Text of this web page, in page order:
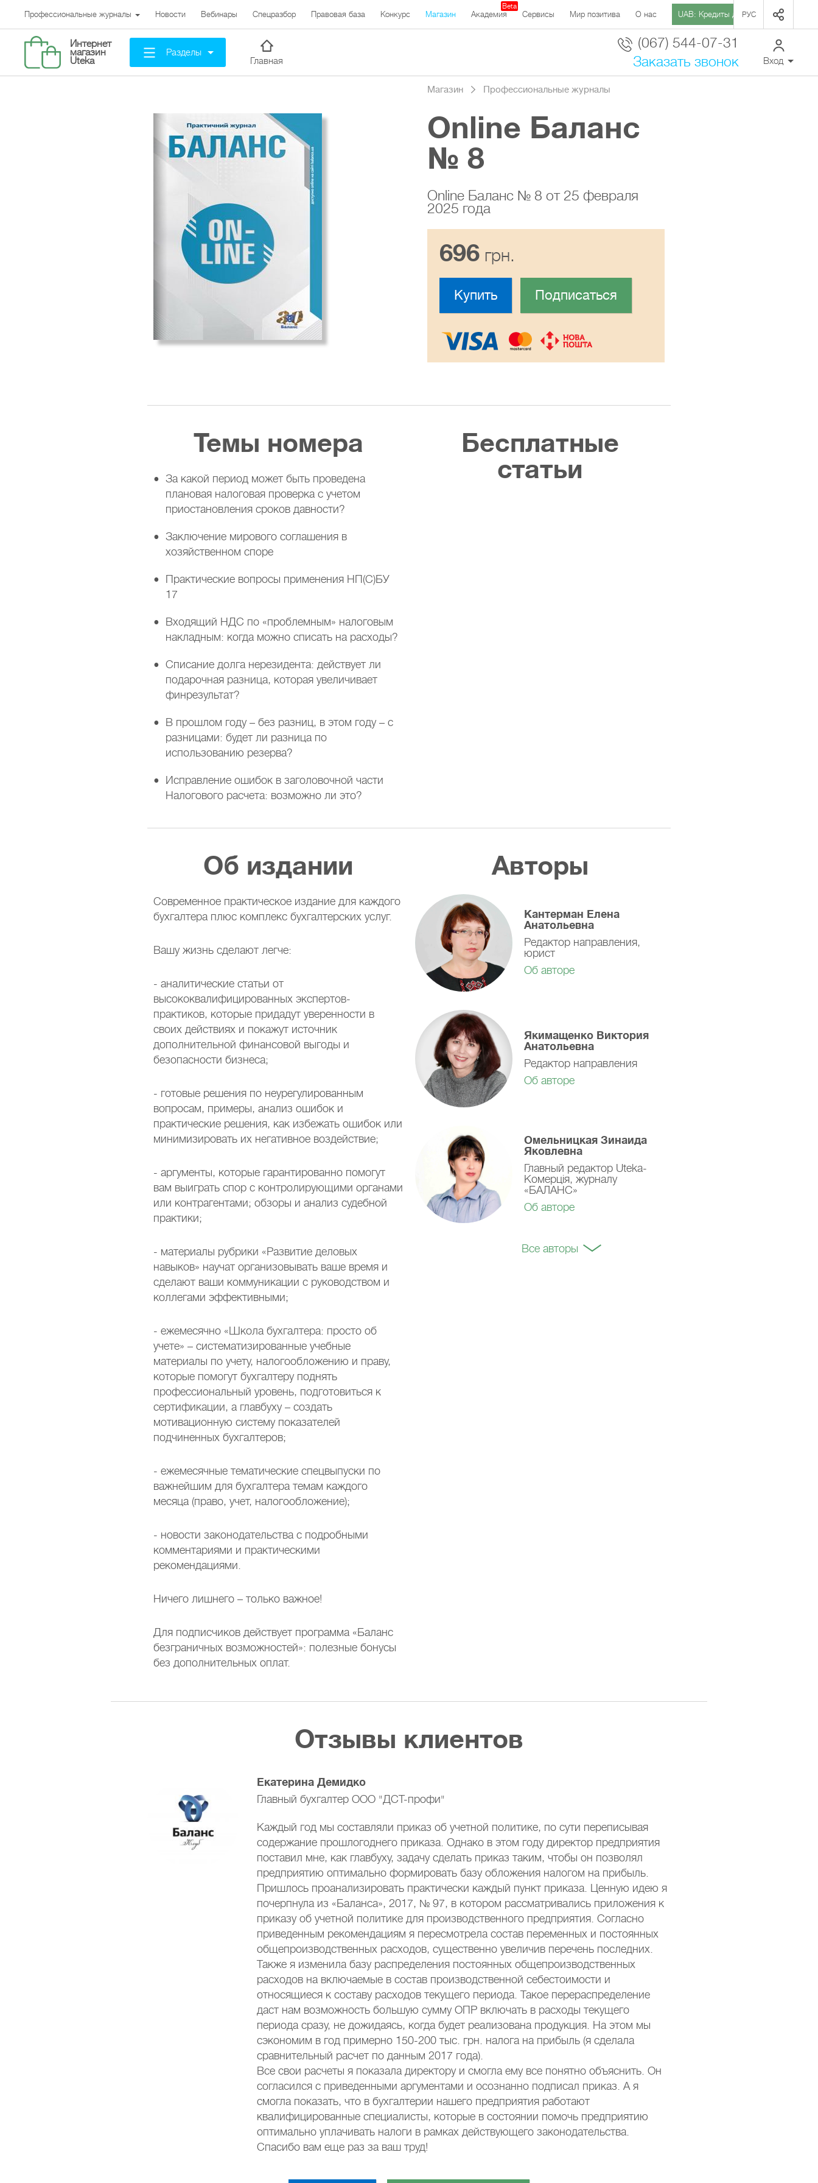
Профессиональные журналы Новости Вебинары Спецразбор Правовая база Конкурс Магазин Академия
Beta
Сервисы Мир позитива О нас UAB: Кредиты для Агро
РУС
Интернет
магазин
Uteka
Разделы
Главная
(067) 544-07-31
Заказать звонок
Вход
Магазин Профессиональные журналы
Online Баланс
№ 8
Online Баланс № 8 от 25 февраля
2025 года
696 грн.
Купить Подписаться
Темы номера
За какой период может быть проведена
плановая налоговая проверка с учетом
приостановления сроков давности?
Заключение мирового соглашения в
хозяйственном споре
Практические вопросы применения НП(С)БУ
17
Входящий НДС по «проблемным» налоговым
накладным: когда можно списать на расходы?
Списание долга нерезидента: действует ли
подарочная разница, которая увеличивает
финрезультат?
В прошлом году – без разниц, в этом году – с
разницами: будет ли разница по
использованию резерва?
Исправление ошибок в заголовочной части
Налогового расчета: возможно ли это?
Бесплатные
статьи
Об издании
Современное практическое издание для каждого
бухгалтера плюс комплекс бухгалтерских услуг.
Вашу жизнь сделают легче:
- аналитические статьи от
высококвалифицированных экспертов-
практиков, которые придадут уверенности в
своих действиях и покажут источник
дополнительной финансовой выгоды и
безопасности бизнеса;
- готовые решения по неурегулированным
вопросам, примеры, анализ ошибок и
практические решения, как избежать ошибок или
минимизировать их негативное воздействие;
- аргументы, которые гарантированно помогут
вам выиграть спор с контролирующими органами
или контрагентами; обзоры и анализ судебной
практики;
- материалы рубрики «Развитие деловых
навыков» научат организовывать ваше время и
сделают ваши коммуникации с руководством и
коллегами эффективными;
- ежемесячно «Школа бухгалтера: просто об
учете» – систематизированные учебные
материалы по учету, налогообложению и праву,
которые помогут бухгалтеру поднять
профессиональный уровень, подготовиться к
сертификации, а главбуху – создать
мотивационную систему показателей
подчиненных бухгалтеров;
- ежемесячные тематические спецвыпуски по
важнейшим для бухгалтера темам каждого
месяца (право, учет, налогообложение);
- новости законодательства с подробными
комментариями и практическими
рекомендациями.
Ничего лишнего – только важное!
Для подписчиков действует программа «Баланс
безграничных возможностей»: полезные бонусы
без дополнительных оплат.
Авторы
Кантерман Елена
Анатольевна
Редактор направления,
юрист
Об авторе
Якимащенко Виктория
Анатольевна
Редактор направления
Об авторе
Омельницкая Зинаида
Яковлевна
Главный редактор Uteka-
Комерція, журналу
«БАЛАНС»
Об авторе
Все авторы
Отзывы клиентов
Екатерина Демидко
Главный бухгалтер ООО "ДСТ-профи"
Каждый год мы составляли приказ об учетной политике, по сути переписывая
содержание прошлогоднего приказа. Однако в этом году директор предприятия
поставил мне, как главбуху, задачу сделать приказ таким, чтобы он позволял
предприятию оптимально формировать базу обложения налогом на прибыль.
Пришлось проанализировать практически каждый пункт приказа. Ценную идею я
почерпнула из «Баланса», 2017, № 97, в котором рассматривались приложения к
приказу об учетной политике для производственного предприятия. Согласно
приведенным рекомендациям я пересмотрела состав переменных и постоянных
общепроизводственных расходов, существенно увеличив перечень последних.
Также я изменила базу распределения постоянных общепроизводственных
расходов на включаемые в состав производственной себестоимости и
относящиеся к составу расходов текущего периода. Такое перераспределение
даст нам возможность большую сумму ОПР включать в расходы текущего
периода сразу, не дожидаясь, когда будет реализована продукция. На этом мы
сэкономим в год примерно 150-200 тыс. грн. налога на прибыль (я сделала
сравнительный расчет по данным 2017 года).
Все свои расчеты я показала директору и смогла ему все понятно объяснить. Он
согласился с приведенными аргументами и осознанно подписал приказ. А я
смогла показать, что в бухгалтерии нашего предприятия работают
квалифицированные специалисты, которые в состоянии помочь предприятию
оптимально уплачивать налоги в рамках действующего законодательства.
Спасибо вам еще раз за ваш труд!